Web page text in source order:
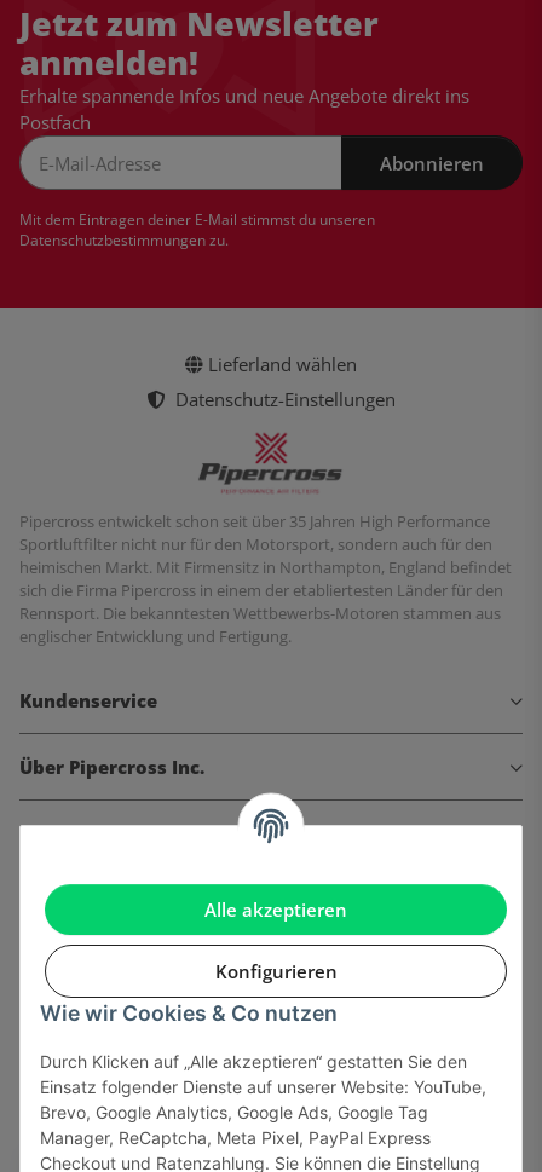
Alle akzeptieren
Konfigurieren
Wie wir Cookies & Co nutzen
Durch Klicken auf „Alle akzeptieren“ gestatten Sie den
Einsatz folgender Dienste auf unserer Website: YouTube,
Brevo, Google Analytics, Google Ads, Google Tag
Manager, ReCaptcha, Meta Pixel, PayPal Express
Checkout und Ratenzahlung. Sie können die Einstellung
Jetzt zum Newsletter
anmelden!
Erhalte spannende Infos und neue Angebote direkt ins
Postfach
Abonnieren
Mit dem Eintragen deiner E-Mail stimmst du unseren
Datenschutzbestimmungenzu.
Lieferland wählen
Datenschutz-Einstellungen
Pipercross entwickelt schon seit über 35 Jahren High Performance
Sportluftfilter nicht nur für den Motorsport, sondern auch für den
heimischen Markt. Mit Firmensitz in Northampton, England befindet
sich die Firma Pipercross in einem der etabliertesten Länder für den
Rennsport. Die bekanntesten Wettbewerbs-Motoren stammen aus
englischer Entwicklung und Fertigung.
Kundenservice
Über Pipercross Inc.
Informationen
Gesetzliche Informationen
Sicher bezahlen via: